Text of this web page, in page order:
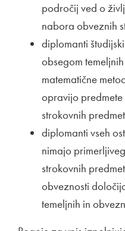
področij ved o
nabora obveznih
diplomanti
obsegom
matematične
opravijo
strokovnih
diplomanti vseh
nimajo
strokovnih
obveznosti
temeljnih in